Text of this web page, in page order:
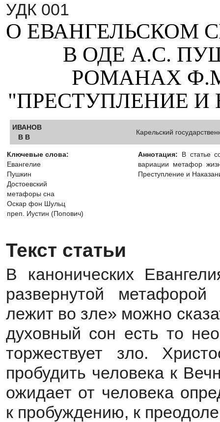
УДК 001
О ЕВАНГЕЛЬСКОМ
В ОДЕ А.С.
РОМАНАХ
"ПРЕСТУПЛЕНИЕ
ИВАНОВ
B B
Карельский
Ключевые слова:
Евангелие
Пушкин
Достоевский
метафоры сна
Оскар фон Шульц
преп. Иустин (Попович)
Аннотация: В статье
вариации метафор
Преступление и
Текст статьи
В канонических
развернутой
лежит во зле» можно
духовный сон есть то
торжествует зло.
пробудить человека к
ожидает от человека
к пробуждению, к